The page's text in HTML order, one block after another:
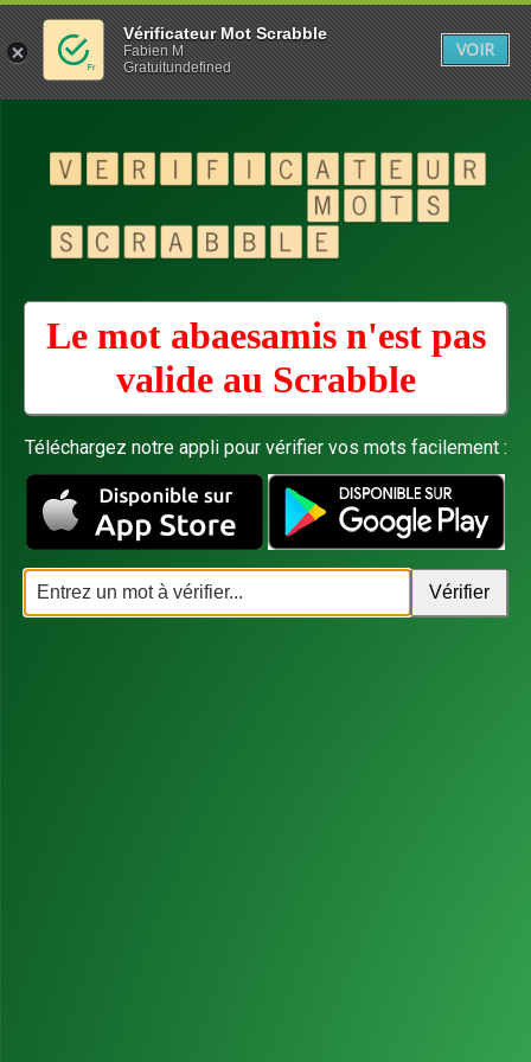
Le mot abaesamis n'est pas
valide au Scrabble
Téléchargez notre appli pour vérifier vos mots facilement :
Vérificateur Mot Scrabble
Fabien M
Gratuitundefined
VOIR